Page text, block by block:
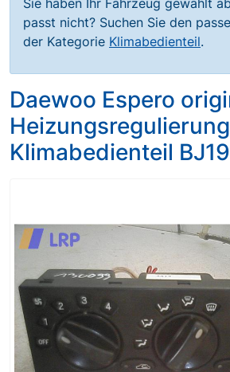
Sie haben Ihr Fahrzeug gewählt
passt nicht? Suchen Sie den
der Kategorie Klimabedienteil.
Daewoo Espero
Heizungsregulierung
Klimabedienteil